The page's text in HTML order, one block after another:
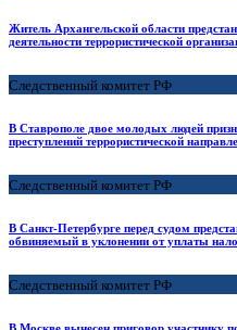
Житель Архангельской области
деятельности террористической
Следственный комитет РФ
В Ставрополе двое молодых людей
преступлений террористической
Следственный комитет РФ
В Санкт-Петербурге перед судом
обвиняемый в уклонении от уплаты
Следственный комитет РФ